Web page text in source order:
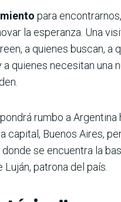
para encontrarnos,
la esperanza. Una
a quienes buscan, a
quienes necesitan una
rumbo a Argentina
capital, Buenos Aires,
donde se encuentra la
Luján, patrona del país.